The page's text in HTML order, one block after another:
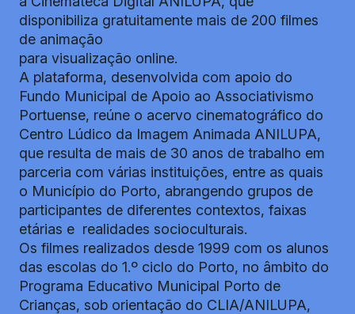
disponibiliza gratuitamente mais de 200 filmes
de animação
para visualização online.
A plataforma, desenvolvida com apoio do
Fundo Municipal de Apoio ao Associativismo
Portuense, reúne o acervo cinematográfico do
Centro Lúdico da Imagem Animada ANILUPA,
que resulta de mais de 30 anos de trabalho em
parceria com várias instituições, entre as quais
o Município do Porto, abrangendo grupos de
participantes de diferentes contextos, faixas
etárias e realidades socioculturais.
Os filmes realizados desde 1999 com os alunos
das escolas do 1.º ciclo do Porto, no âmbito do
Programa Educativo Municipal Porto de
Crianças, sob orientação do CLIA/ANILUPA,